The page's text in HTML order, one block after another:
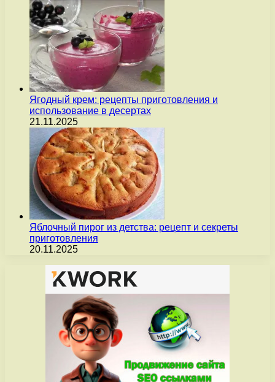
Ягодный крем: рецепты приготовления и
использование в десертах
21.11.2025
Яблочный пирог из детства: рецепт и секреты
приготовления
20.11.2025